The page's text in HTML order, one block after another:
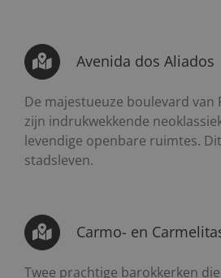
Avenida dos Aliados
De majestueuze boulevard van
zijn indrukwekkende
levendige openbare ruimtes.
stadsleven.
Carmo- en
Twee prachtige barokkerken